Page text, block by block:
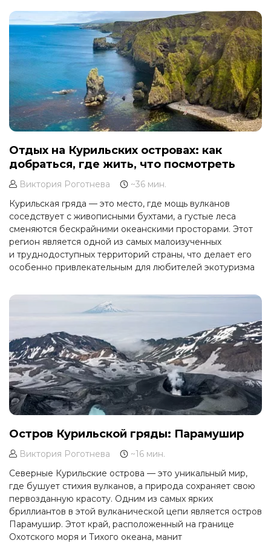
каждому, кто отважится ступить на их берега.
Отдых на Курильских островах: как
добраться, где жить, что посмотреть
Виктория Роготнева
~36 мин.
Курильская гряда — это место, где мощь вулканов
соседствует с живописными бухтами, а густые леса
сменяются бескрайними океанскими просторами. Этот
регион является одной из самых малоизученных
и труднодоступных территорий страны, что делает его
особенно привлекательным для любителей экотуризма
Остров Курильской гряды: Парамушир
Виктория Роготнева
~16 мин.
Северные Курильские острова — это уникальный мир,
где бушует стихия вулканов, а природа сохраняет свою
первозданную красоту. Одним из самых ярких
бриллиантов в этой вулканической цепи является остров
Парамушир. Этот край, расположенный на границе
Охотского моря и Тихого океана, манит